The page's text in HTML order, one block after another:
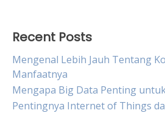
Recent Posts
Mengenal Lebih Jauh Tentang
Manfaatnya
Mengapa Big Data Penting
Pentingnya Internet of Things